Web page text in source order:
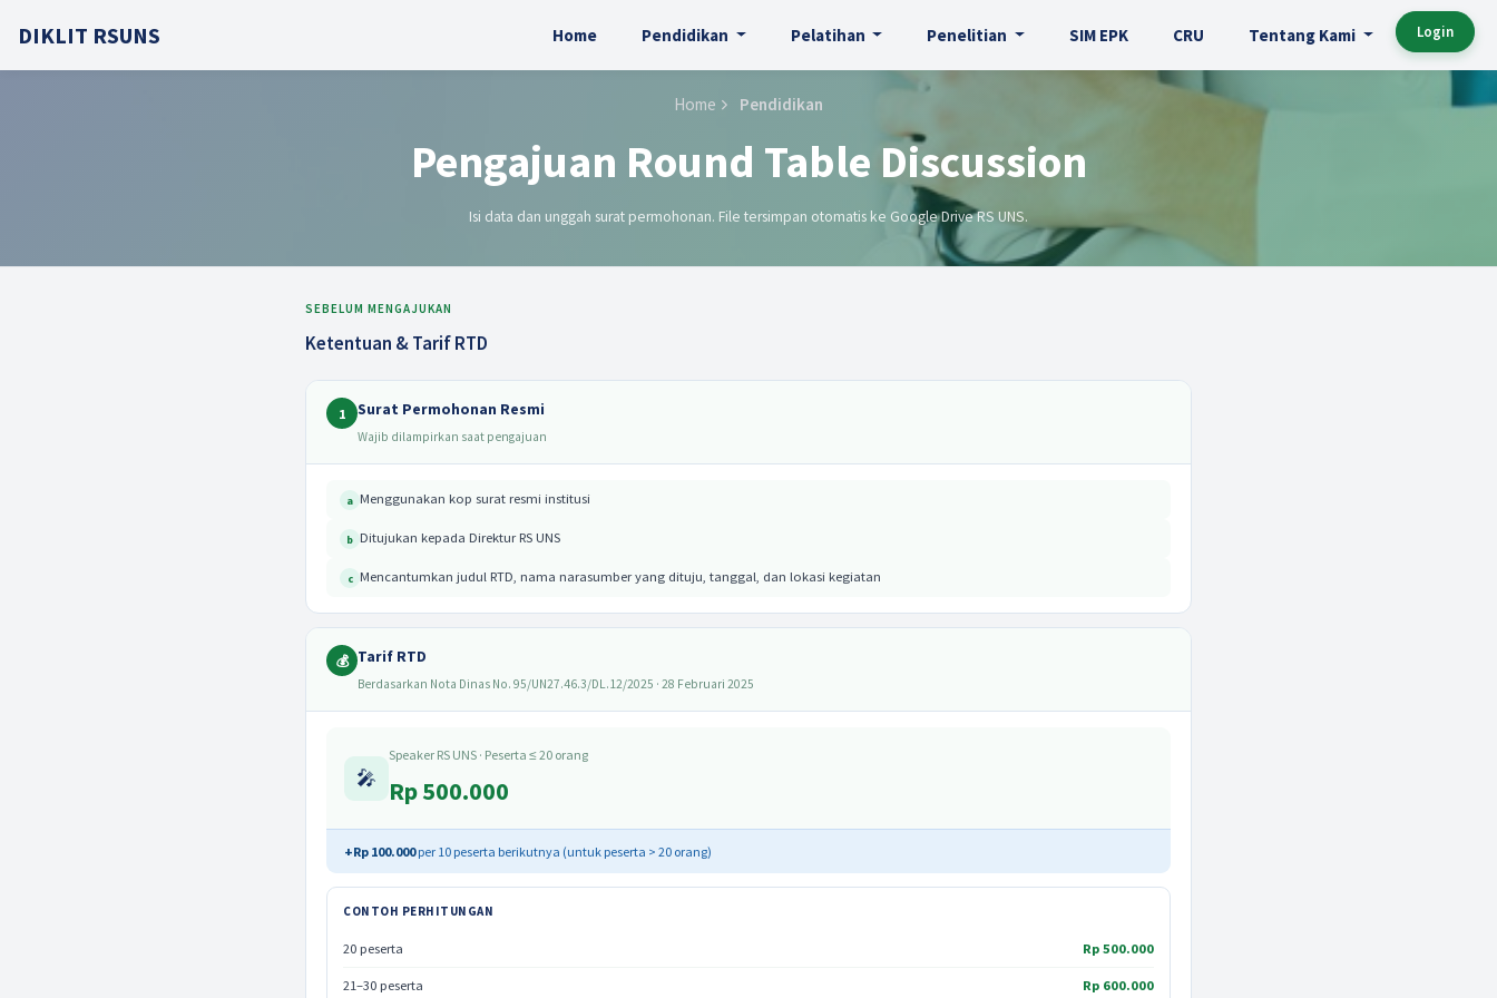
DIKLIT RSUNS Home Pendidikan Pelatihan Penelitian SIM EPK CRU Tentang Kami Login
Home Pendidikan
Pengajuan Round Table Discussion
Isi data dan unggah surat permohonan. File tersimpan otomatis ke Google Drive RS UNS.
SEBELUM MENGAJUKAN
Ketentuan & Tarif RTD
1 Surat Permohonan Resmi
Wajib dilampirkan saat pengajuan
a Menggunakan kop surat resmi institusi
b Ditujukan kepada Direktur RS UNS
c Mencantumkan judul RTD, nama narasumber yang dituju, tanggal, dan lokasi kegiatan
💰 Tarif RTD
Berdasarkan Nota Dinas No. 95/UN27.46.3/DL.12/2025 · 28 Februari 2025
🎤
Speaker RS UNS · Peserta ≤ 20 orang
Rp 500.000
+Rp 100.000per 10 peserta berikutnya (untuk peserta > 20 orang)
CONTOH PERHITUNGAN
20 peserta Rp 500.000
21–30 peserta Rp 600.000